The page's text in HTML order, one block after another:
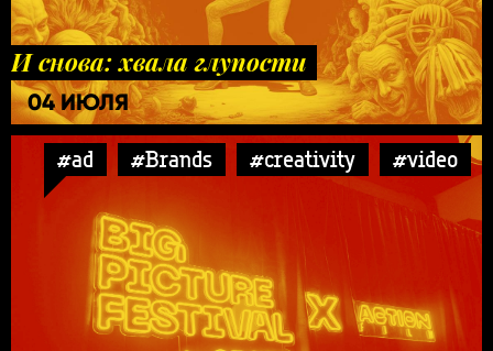
И снова: хвала глупости
04 ИЮЛЯ
#ad #Brands #creativity #video